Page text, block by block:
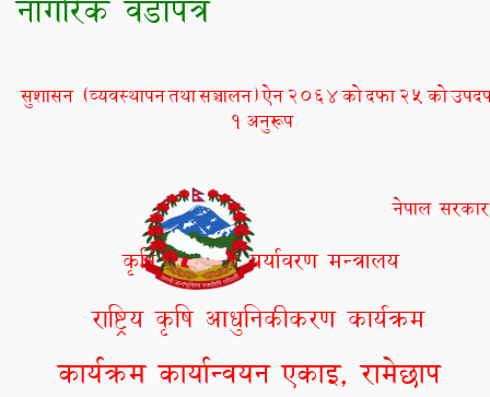
नागरिक वडापत्र
सुशासन (व्यवस्थापनतथासञ्चालन)ऐन२०६४कोदफा२५को
१ अनुरूप
नेपाल सरकार
कृषि, वन तथा पर्यावरण मन्त्रालय
राष्ट्रिय कृषि आधुनिकीकरण कार्यक्रम
कार्यक्रम कार्यान्वयन एकाइ, रामेछाप